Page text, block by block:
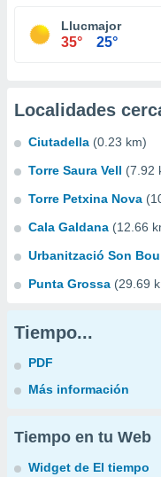
Llucmajor
35° 25°
Localidades
Ciutadella (0.23 km)
Torre Saura Vell (7.92
Torre Petxina Nova
Cala Galdana (12.66
Urbanització Son Bou
Punta Grossa (29.69
Tiempo...
PDF
Más información
Tiempo en tu Web
Widget de El tiempo